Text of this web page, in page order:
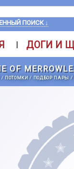
ПОИСК ↓
| ДОГИ И
OF
/ ПОТОМКИ/ ПОДБОР ПАРЫ /